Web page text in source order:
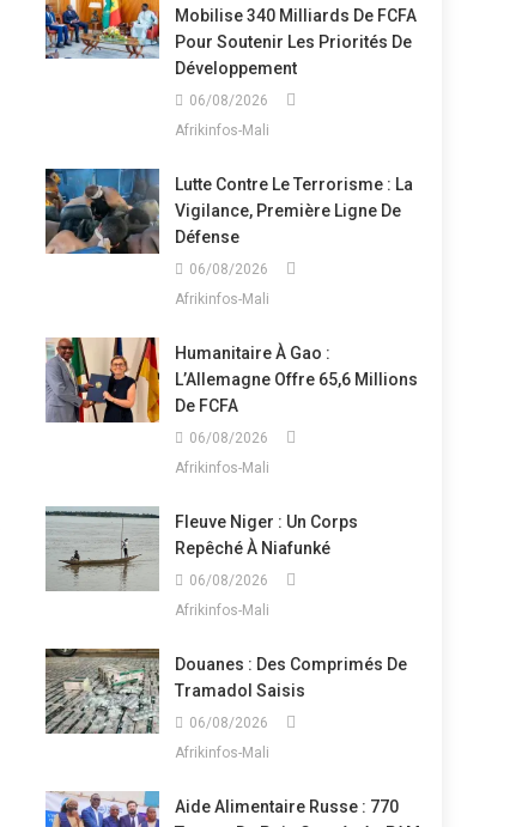
Mobilise 340 Milliards De FCFA
Pour Soutenir Les Priorités De
Développement
06/08/2026
Afrikinfos-Mali
Lutte Contre Le Terrorisme : La
Vigilance, Première Ligne De
Défense
06/08/2026
Afrikinfos-Mali
Humanitaire À Gao :
L’Allemagne Offre 65,6 Millions
De FCFA
06/08/2026
Afrikinfos-Mali
Fleuve Niger : Un Corps
Repêché À Niafunké
06/08/2026
Afrikinfos-Mali
Douanes : Des Comprimés De
Tramadol Saisis
06/08/2026
Afrikinfos-Mali
Aide Alimentaire Russe : 770